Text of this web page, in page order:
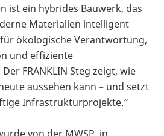
ist ein hybrides Bauwerk, das
Materialien intelligent
ökologische Verantwortung,
und effiziente
FRANKLIN Steg zeigt, wie
aussehen kann – und setzt
Infrastrukturprojekte.“